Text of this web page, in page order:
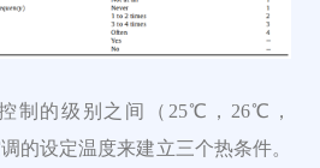
制的级别之间（25℃，26℃，
的设定温度来建立三个热条件。